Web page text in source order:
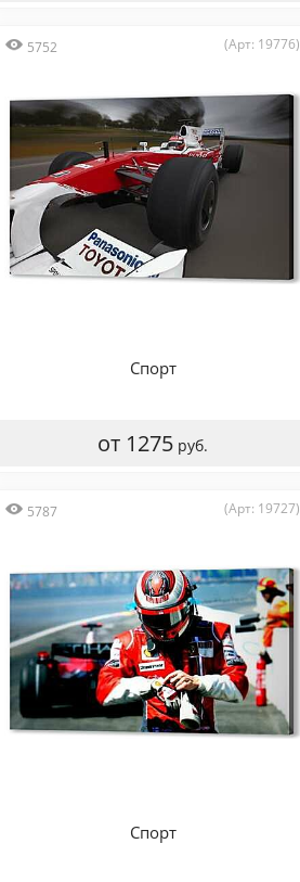
5752 (Арт: 19776)
Спорт
от 1275 руб.
5787 (Арт: 19727)
Спорт